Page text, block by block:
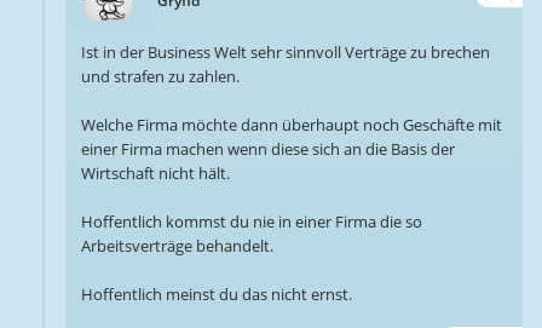
Ist in der Business Welt sehr sinnvoll Verträge zu brechen
und strafen zu zahlen.
Welche Firma möchte dann überhaupt noch Geschäfte mit
einer Firma machen wenn diese sich an die Basis der
Wirtschaft nicht hält.
Hoffentlich kommst du nie in einer Firma die so
Arbeitsverträge behandelt.
Hoffentlich meinst du das nicht ernst.